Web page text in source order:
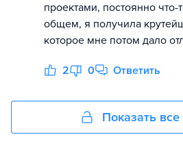
проектами, постоянно
общем, я получила
которое мне потом дало
2 0 Ответить
Показать